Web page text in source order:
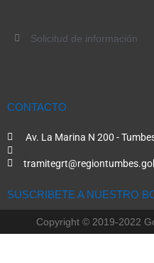
Solicitud de información
CONTACTO
Av. La Marina N 200 -
SUSCRIBETE A NUESTRO
Copyright © 2019-2022